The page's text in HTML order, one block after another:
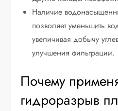
Наличие
позволяет уменьшить
увеличивая добычу
улучшения фильтрации.
Почему
гидроразрыв